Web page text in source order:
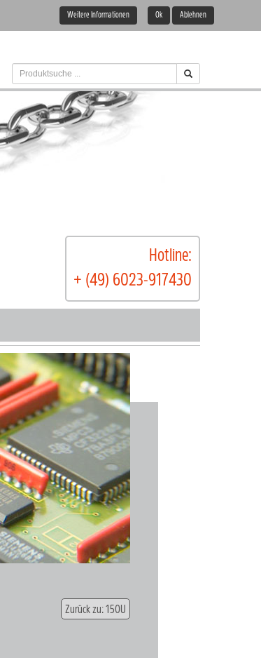
Hotline:
+ (49) 6023-917430
Zurück zu: 150U
Weitere Informationen Ok Ablehnen